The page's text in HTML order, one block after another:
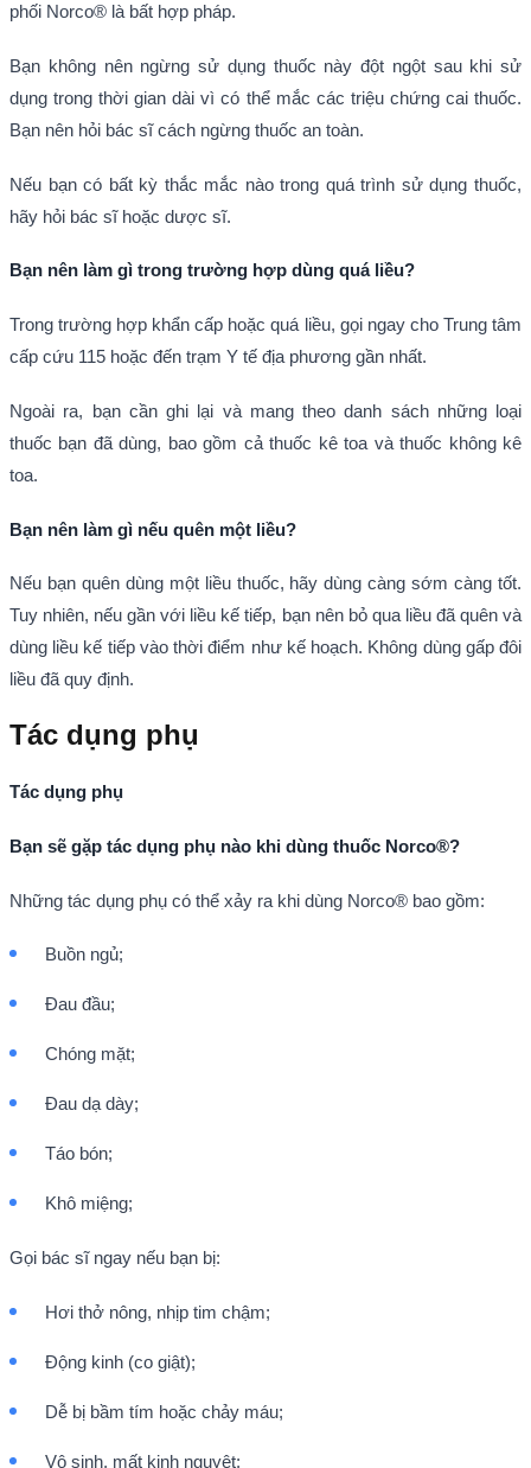
phối Norco® là bất hợp pháp.
Bạn không nên ngừng sử dụng thuốc này đột ngột sau khi sử
dụng trong thời gian dài vì có thể mắc các triệu chứng cai thuốc.
Bạn nên hỏi bác sĩ cách ngừng thuốc an toàn.
Nếu bạn có bất kỳ thắc mắc nào trong quá trình sử dụng thuốc,
hãy hỏi bác sĩ hoặc dược sĩ.
Bạn nên làm gì trong trường hợp dùng quá liều?
Trong trường hợp khẩn cấp hoặc quá liều, gọi ngay cho Trung tâm
cấp cứu 115 hoặc đến trạm Y tế địa phương gần nhất.
Ngoài ra, bạn cần ghi lại và mang theo danh sách những loại
thuốc bạn đã dùng, bao gồm cả thuốc kê toa và thuốc không kê
toa.
Bạn nên làm gì nếu quên một liều?
Nếu bạn quên dùng một liều thuốc, hãy dùng càng sớm càng tốt.
Tuy nhiên, nếu gần với liều kế tiếp, bạn nên bỏ qua liều đã quên và
dùng liều kế tiếp vào thời điểm như kế hoạch. Không dùng gấp đôi
liều đã quy định.
Tác dụng phụ
Tác dụng phụ
Bạn sẽ gặp tác dụng phụ nào khi dùng thuốc Norco®?
Những tác dụng phụ có thể xảy ra khi dùng Norco® bao gồm:
Buồn ngủ;
Đau đầu;
Chóng mặt;
Đau dạ dày;
Táo bón;
Khô miệng;
Gọi bác sĩ ngay nếu bạn bị:
Hơi thở nông, nhịp tim chậm;
Động kinh (co giật);
Dễ bị bầm tím hoặc chảy máu;
Vô sinh, mất kinh nguyệt;